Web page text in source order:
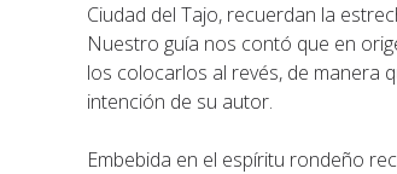
Ciudad del Tajo, recuerdan la
Nuestro guía nos contó que en
los colocarlos al revés, de manera
intención de su autor.
Embebida en el espíritu rondeño